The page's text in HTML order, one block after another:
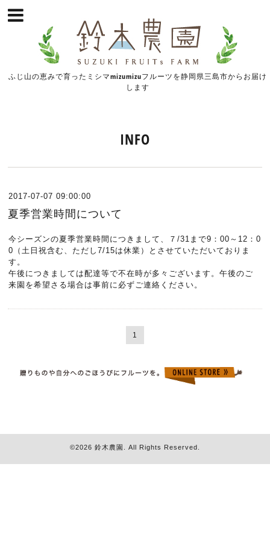
ふじ山の恵みで育ったミシマmizumizuフルーツを静岡県三島市からお届け
します
INFO
2017-07-07 09:00:00
夏季営業時間について
今シーズンの夏季営業時間につきまして、７/31まで9：00～12：0
0（土日祝含む、ただし7/15は休業）とさせていただいておりま
す。
午後につきましては配達等で不在時が多々ございます。午後のご
来園を希望さる場合は事前に必ずご連絡ください。
1
©2026 鈴木農園 . All Rights Reserved.